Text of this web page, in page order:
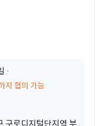
지 협의 가능
구로디지털단지역 부